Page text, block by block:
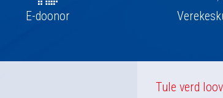
E-doonor
Tule verd